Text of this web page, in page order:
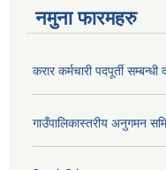
नमुना फारमहरु
करार कर्मचारी पदपूर्ती
गाउँपालिकास्तरीय अनुगमन